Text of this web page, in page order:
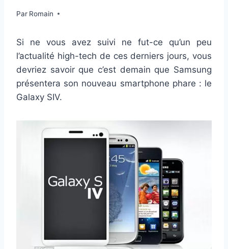
Par Romain
14 mars 2013
Si ne vous avez suivi ne fut-ce qu’un peu
l’actualité high-tech de ces derniers jours, vous
devriez savoir que c’est demain que Samsung
présentera son nouveau smartphone phare : le
Galaxy SIV.